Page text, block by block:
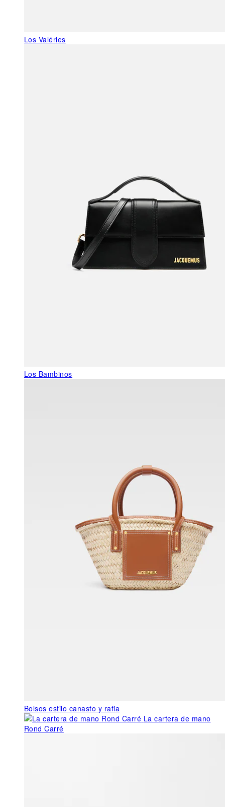
Los Valéries
Los Bambinos
Bolsos estilo canasto y rafia
La cartera de mano
Rond Carré